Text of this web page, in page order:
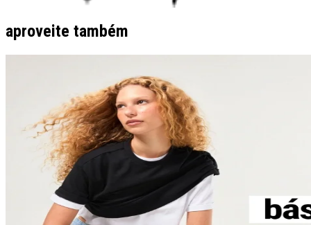
aproveite também